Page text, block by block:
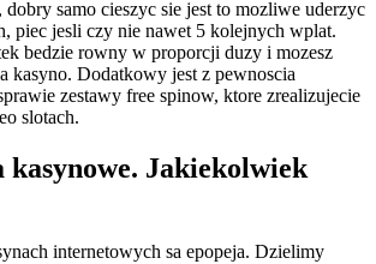
dobry samo cieszyc sie jest to mozliwe uderzyc
piec jesli czy nie nawet 5 kolejnych wplat.
bedzie rowny w proporcji duzy i mozesz
kasyno. Dodatkowy jest z pewnoscia
zestawy free spinow, ktore zrealizujecie
slotach.
kasynowe. Jakiekolwiek
internetowych sa epopeja. Dzielimy